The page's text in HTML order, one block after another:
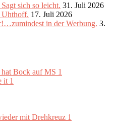
sich so leicht. 31. Juli 2026
Uhthoff. 17. Juli 2026
in der Werbung. 3.
hat Bock auf MS 1
it 1
mit Drehkreuz 1